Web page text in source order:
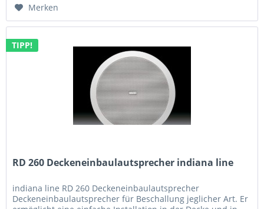
Merken
TIPP!
RD 260 Deckeneinbaulautsprecher indiana line
indiana line RD 260 Deckeneinbaulautsprecher
Deckeneinbaulautsprecher für Beschallung jeglicher Art. Er